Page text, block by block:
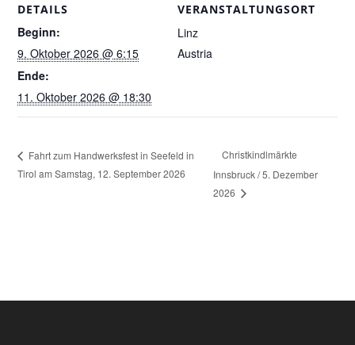
DETAILS
Beginn:
9. Oktober 2026 @ 6:15
Ende:
11. Oktober 2026 @ 18:30
VERANSTALTUNGSORT
Linz
Austria
Fahrt zum Handwerksfest in Seefeld in
Tirol am Samstag, 12. September 2026
Christkindlmärkte
Innsbruck / 5. Dezember
2026